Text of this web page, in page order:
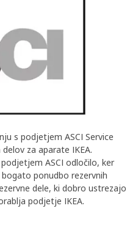
s podjetjem ASCI Service
za aparate IKEA.
ASCI odločilo, ker
ponudbo rezervnih
dele, ki dobro ustrezajo
podjetje IKEA.